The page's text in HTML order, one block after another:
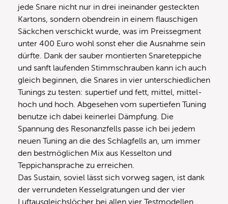
jede Snare nicht nur in drei ineinander gesteckten
Kartons, sondern obendrein in einem flauschigen
Säckchen verschickt wurde, was im Preissegment
unter 400 Euro wohl sonst eher die Ausnahme sein
dürfte. Dank der sauber montierten Snareteppiche
und sanft laufenden Stimmschrauben kann ich auch
gleich beginnen, die Snares in vier unterschiedlichen
Tunings zu testen: supertief und fett, mittel, mittel-
hoch und hoch. Abgesehen vom supertiefen Tuning
benutze ich dabei keinerlei Dämpfung. Die
Spannung des Resonanzfells passe ich bei jedem
neuen Tuning an die des Schlagfells an, um immer
den bestmöglichen Mix aus Kesselton und
Teppichansprache zu erreichen.
Das Sustain, soviel lässt sich vorweg sagen, ist dank
der verrundeten Kesselgratungen und der vier
Luftausgleichslöcher bei allen vier Testmodellen